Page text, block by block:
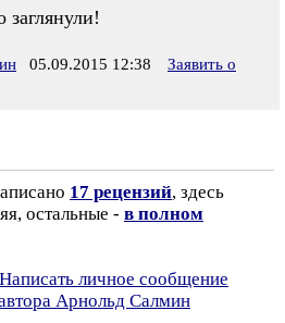
заглянули!
05.09.2015 12:38
Заявить о
17 рецензий, здесь
остальные - в полном
Написать личное сообщение
Арнольд Салмин